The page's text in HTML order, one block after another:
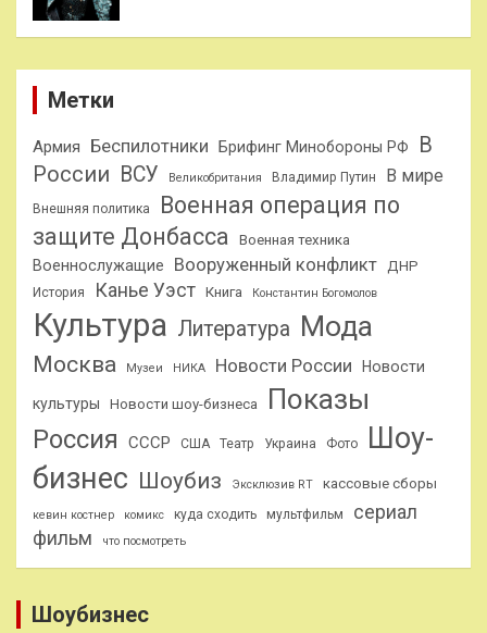
Метки
Армия Беспилотники Брифинг Минобороны РФ
В
России ВСУ Великобритания Владимир Путин В мире
Внешняя политика
Военная операция по
защите Донбасса
Военная техника
Военнослужащие Вооруженный конфликт ДНР
История Канье Уэст Книга Константин Богомолов
Культура Литература Мода
Москва Музеи НИКА Новости России Новости
культуры Новости шоу-бизнеса Показы
Россия СССР США Театр Украина Фото
Шоу-
бизнес Шоубиз Эксклюзив RT кассовые сборы
кевин костнер комикс куда сходить мультфильм
сериал
фильм
что посмотреть
Шоубизнес